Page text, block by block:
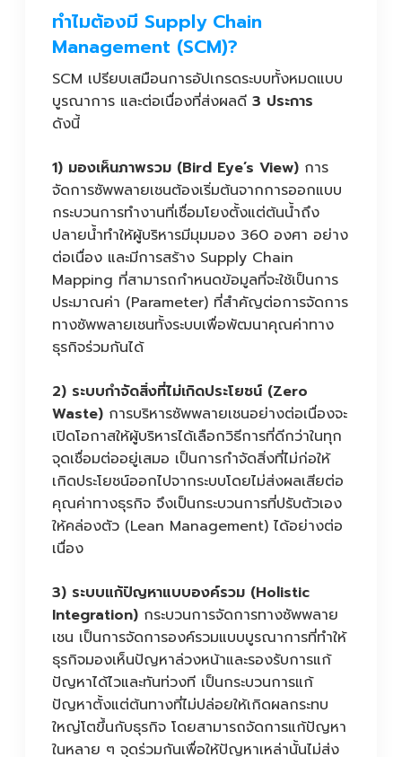
ทำไมต้องมี Supply Chain
Management (SCM)?
SCM เปรียบเสมือนการอัปเกรดระบบทั้งหมดแบบ
บูรณาการ และต่อเนื่องที่ส่งผลดี 3 ประการ
ดังนี้
1) มองเห็นภาพรวม (Bird Eye’s View) การ
จัดการซัพพลายเชนต้องเริ่มต้นจากการออกแบบ
กระบวนการทำงานที่เชื่อมโยงตั้งแต่ต้นน้ำถึง
ปลายน้ำทำให้ผู้บริหารมีมุมมอง 360 องศา อย่าง
ต่อเนื่อง และมีการสร้าง Supply Chain
Mapping ที่สามารถกำหนดข้อมูลที่จะใช้เป็นการ
ประมาณค่า (Parameter) ที่สำคัญต่อการจัดการ
ทางซัพพลายเชนทั้งระบบเพื่อพัฒนาคุณค่าทาง
ธุรกิจร่วมกันได้
2) ระบบกำจัดสิ่งที่ไม่เกิดประโยชน์ (Zero
Waste) การบริหารซัพพลายเชนอย่างต่อเนื่องจะ
เปิดโอกาสให้ผู้บริหารได้เลือกวิธีการที่ดีกว่าในทุก
จุดเชื่อมต่ออยู่เสมอ เป็นการกำจัดสิ่งที่ไม่ก่อให้
เกิดประโยชน์ออกไปจากระบบโดยไม่ส่งผลเสียต่อ
คุณค่าทางธุรกิจ จึงเป็นกระบวนการที่ปรับตัวเอง
ให้คล่องตัว (Lean Management) ได้อย่างต่อ
เนื่อง
3) ระบบแก้ปัญหาแบบองค์รวม (Holistic
Integration) กระบวนการจัดการทางซัพพลาย
เชน เป็นการจัดการองค์รวมแบบบูรณาการที่ทำให้
ธุรกิจมองเห็นปัญหาล่วงหน้าและรองรับการแก้
ปัญหาได้ไวและทันท่วงที เป็นกระบวนการแก้
ปัญหาตั้งแต่ต้นทางที่ไม่ปล่อยให้เกิดผลกระทบ
ใหญ่โตขึ้นกับธุรกิจ โดยสามารถจัดการแก้ปัญหา
ในหลาย ๆ จุดร่วมกันเพื่อให้ปัญหาเหล่านั้นไม่ส่ง